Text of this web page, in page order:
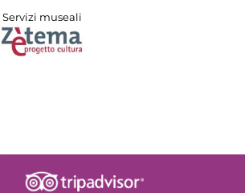
Servizi museali